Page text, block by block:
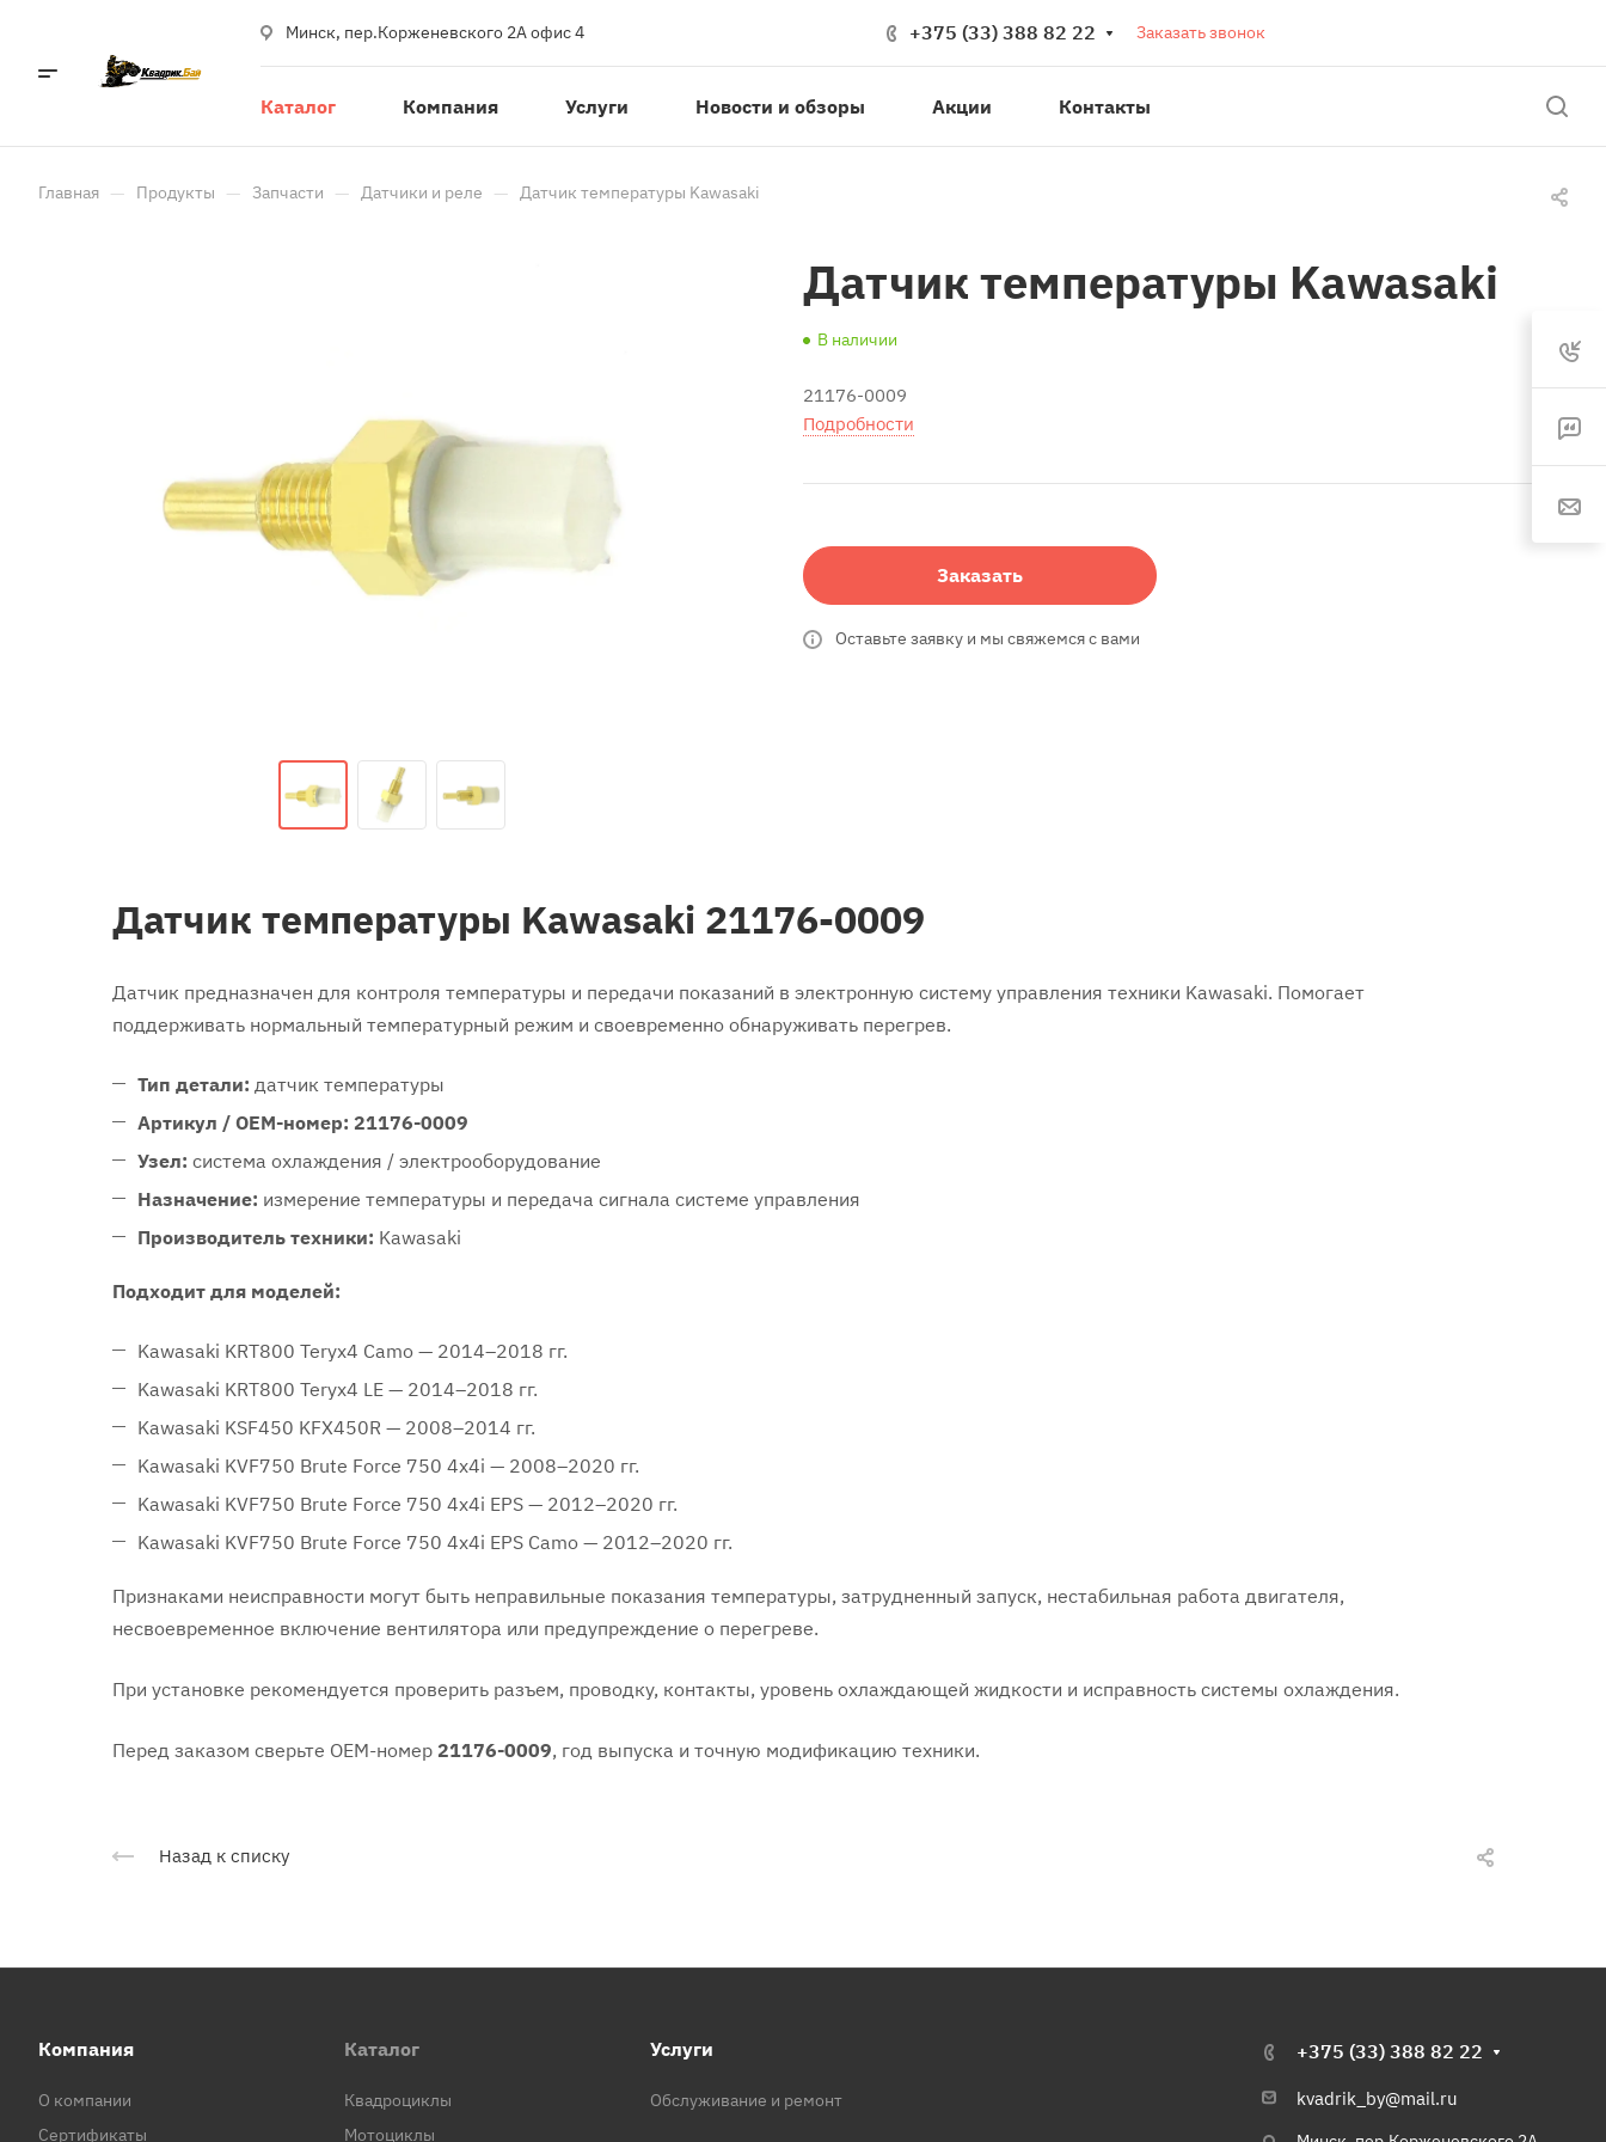
Минск, пер.Корженевского 2А офис 4 +375 (33) 388 82 22 Заказать звонок
Каталог Компания Услуги Новости и обзоры Акции Контакты
Главная — Продукты — Запчасти — Датчики и реле — Датчик температуры Kawasaki
Датчик температуры Kawasaki
В наличии
21176-0009
Подробности
Заказать
Оставьте заявку и мы свяжемся с вами
Датчик температуры Kawasaki 21176-0009
Датчик предназначен для контроля температуры и передачи показаний в электронную систему управления техники Kawasaki. Помогает
поддерживать нормальный температурный режим и своевременно обнаруживать перегрев.
Тип детали: датчик температуры
Артикул / OEM-номер: 21176-0009
Узел: система охлаждения / электрооборудование
Назначение: измерение температуры и передача сигнала системе управления
Производитель техники: Kawasaki
Подходит для моделей:
Kawasaki KRT800 Teryx4 Camo — 2014–2018 гг.
Kawasaki KRT800 Teryx4 LE — 2014–2018 гг.
Kawasaki KSF450 KFX450R — 2008–2014 гг.
Kawasaki KVF750 Brute Force 750 4x4i — 2008–2020 гг.
Kawasaki KVF750 Brute Force 750 4x4i EPS — 2012–2020 гг.
Kawasaki KVF750 Brute Force 750 4x4i EPS Camo — 2012–2020 гг.
Признаками неисправности могут быть неправильные показания температуры, затрудненный запуск, нестабильная работа двигателя,
несвоевременное включение вентилятора или предупреждение о перегреве.
При установке рекомендуется проверить разъем, проводку, контакты, уровень охлаждающей жидкости и исправность системы охлаждения.
Перед заказом сверьте OEM-номер 21176-0009, год выпуска и точную модификацию техники.
Назад к списку
Компания
О компании
Сертификаты
Каталог
Квадроциклы
Мотоциклы
Услуги
Обслуживание и ремонт
+375 (33) 388 82 22
kvadrik_by@mail.ru